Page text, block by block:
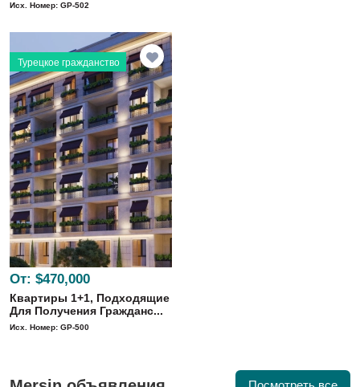
Исх. Номер: GP-502
Турецкое гражданство
От: $470,000
Квартиры 1+1, Подходящие
Для Получения Гражданс...
Исх. Номер: GP-500